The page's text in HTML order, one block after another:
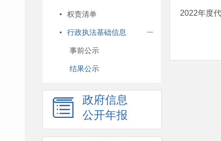
权责清单
行政执法基础信息
事前公示
结果公示
政府信息
公开年报
2022年度